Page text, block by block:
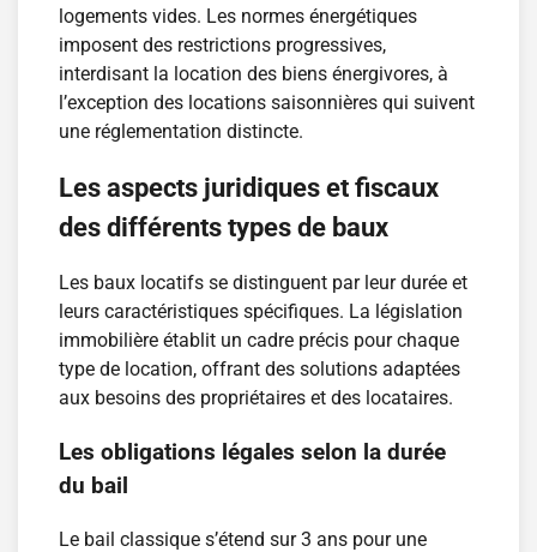
logements vides. Les normes énergétiques
imposent des restrictions progressives,
interdisant la location des biens énergivores, à
l’exception des locations saisonnières qui suivent
une réglementation distincte.
Les aspects juridiques et fiscaux
des différents types de baux
Les baux locatifs se distinguent par leur durée et
leurs caractéristiques spécifiques. La législation
immobilière établit un cadre précis pour chaque
type de location, offrant des solutions adaptées
aux besoins des propriétaires et des locataires.
Les obligations légales selon la durée
du bail
Le bail classique s’étend sur 3 ans pour une